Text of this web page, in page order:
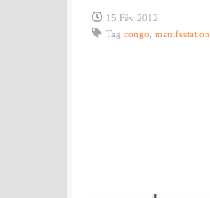
15 Fév 2012
Tag congo manifestation